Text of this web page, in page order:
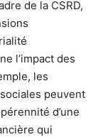
de la CSRD,
l’impact des
les
peuvent
d’une
qui